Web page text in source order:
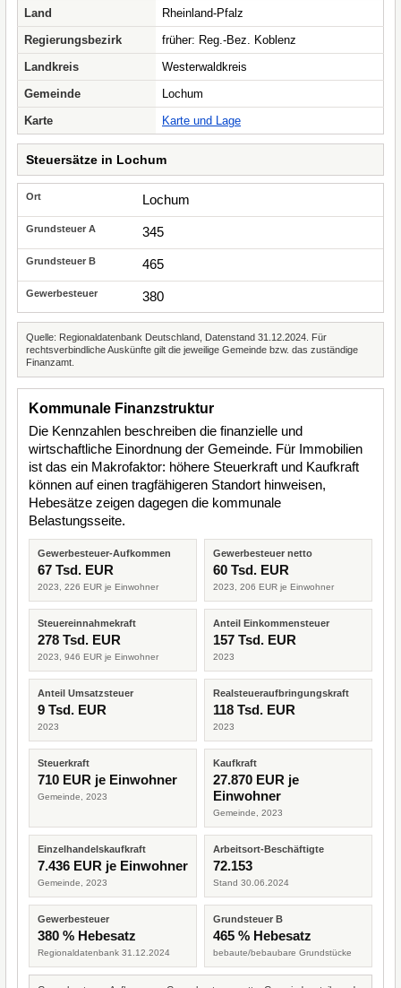
Land
Rheinland-Pfalz
Regierungsbezirk
früher: Reg.-Bez. Koblenz
Landkreis
Westerwaldkreis
Gemeinde
Lochum
Karte
Karte und Lage
Steuersätze in Lochum
Lochum
345
465
380
Quelle: Regionaldatenbank Deutschland, Datenstand 31.12.2024. Für
rechtsverbindliche Auskünfte gilt die jeweilige Gemeinde bzw. das zuständige
Finanzamt.
Kommunale Finanzstruktur
Die Kennzahlen beschreiben die finanzielle und
wirtschaftliche Einordnung der Gemeinde. Für Immobilien
ist das ein Makrofaktor: höhere Steuerkraft und Kaufkraft
können auf einen tragfähigeren Standort hinweisen,
Hebesätze zeigen dagegen die kommunale
Belastungsseite.
Gewerbesteuer-Aufkommen
67 Tsd. EUR
2023, 226 EUR je Einwohner
Gewerbesteuer netto
60 Tsd. EUR
2023, 206 EUR je Einwohner
Steuereinnahmekraft
278 Tsd. EUR
2023, 946 EUR je Einwohner
Anteil Einkommensteuer
157 Tsd. EUR
2023
Anteil Umsatzsteuer
9 Tsd. EUR
2023
Realsteueraufbringungskraft
118 Tsd. EUR
2023
Steuerkraft
710 EUR je Einwohner
Gemeinde, 2023
Kaufkraft
27.870 EUR je
Einwohner
Gemeinde, 2023
Einzelhandelskaufkraft
7.436 EUR je Einwohner
Gemeinde, 2023
Arbeitsort-Beschäftigte
72.153
Stand 30.06.2024
Gewerbesteuer
380 % Hebesatz
Regionaldatenbank 31.12.2024
Grundsteuer B
465 % Hebesatz
bebaute/bebaubare Grundstücke